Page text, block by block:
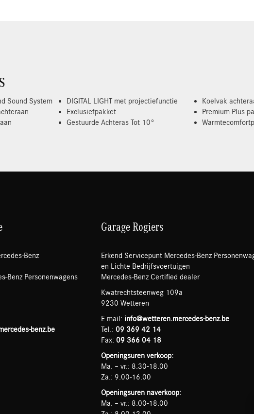
Sound System
DIGITAL LIGHT met projectiefunctie
Exclusiefpakket
Gestuurde Achteras Tot 10°
Koelvak
Premium Plus
Benz
Benz Personenwagens
benz.be
Garage Rogiers
Erkend Servicepunt Mercedes-Benz
en Lichte Bedrijfsvoertuigen
Mercedes-Benz Certified dealer
Kwatrechtsteenweg 109a
9230 Wetteren
E-mail: info@wetteren.mercedes-benz.be
Tel.: 09 369 42 14
Fax: 09 366 04 18
Openingsuren verkoop:
Ma. – vr.: 8.30-18.00
Za.: 9.00-16.00
Openingsuren naverkoop:
Ma. – vr.: 8.00-18.00